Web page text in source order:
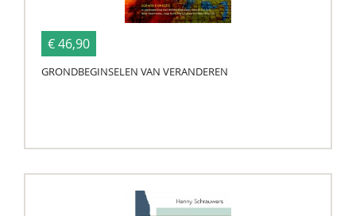
€ 46,90
GRONDBEGINSELEN VAN VERANDEREN